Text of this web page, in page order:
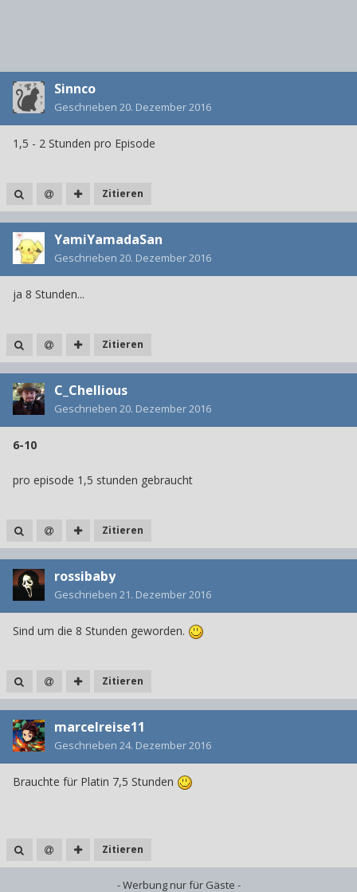
Sinnco
Geschrieben 20. Dezember 2016
1,5 - 2 Stunden pro Episode
Zitieren
YamiYamadaSan
Geschrieben 20. Dezember 2016
ja 8 Stunden...
Zitieren
C_Chellious
Geschrieben 20. Dezember 2016
6-10
pro episode 1,5 stunden gebraucht
Zitieren
rossibaby
Geschrieben 21. Dezember 2016
Sind um die 8 Stunden geworden.
Zitieren
marcelreise11
Geschrieben 24. Dezember 2016
Brauchte für Platin 7,5 Stunden
Zitieren
- Werbung nur für Gäste -